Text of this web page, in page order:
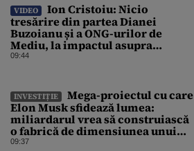
VIDEO
Ion Cristoiu: Nicio
tresărire din partea Dianei
Buzoianu și a ONG-urilor de
Mediu, la impactul asupra
Mediului al Operațiunii de pe
09:44
INVESTIȚIE
Mega-proiectul cu care
Elon Musk sfidează lumea:
miliardarul vrea să construiască
o fabrică de dimensiunea unui
oraș
09:37